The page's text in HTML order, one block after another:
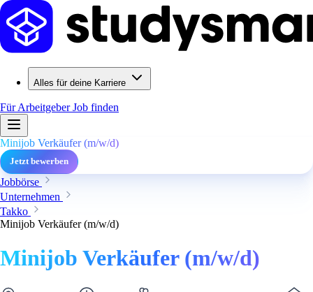
Alles für deine Karriere
Für ArbeitgeberJob finden
Minijob Verkäufer (m/w/d)
Jetzt bewerben
Jobbörse
Unternehmen
Takko
Minijob Verkäufer (m/w/d)
Minijob Verkäufer (m/w/d)